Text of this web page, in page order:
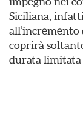
Siciliana,
coprirà
durata limitata